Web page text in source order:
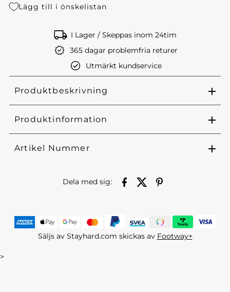
Lägg till i önskelistan
I Lager / Skeppas inom 24tim
365 dagar problemfria returer
Utmärkt kundservice
Produktbeskrivning
Produktinformation
Artikel Nummer
Dela med sig:
Säljs av Stayhard.com skickas av Footway+
>